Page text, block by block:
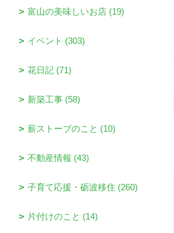
富山の美味しいお店 (19)
イベント (303)
花日記 (71)
新築工事 (58)
薪ストーブのこと (10)
不動産情報 (43)
子育て応援・砺波移住 (260)
片付けのこと (14)